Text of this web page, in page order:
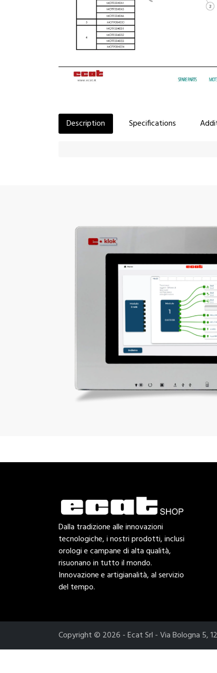
Description Specifications
Dalla tradizione alle innovazioni
tecnologiche, i nostri prodotti, inclusi
orologi e campane di alta qualità,
risuonano in tutto il mondo.
Innovazione e artigianalità, al servizio
del tempo.
Copyright © 2026 - Ecat Srl - Via Bologna 5,